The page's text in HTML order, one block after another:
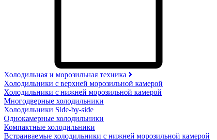
Холодильная и морозильная техника
Холодильники с верхней морозильной камерой
Холодильники с нижней морозильной камерой
Многодверные холодильники
Холодильники Side-by-side
Однокамерные холодильники
Компактные холодильники
Встраиваемые холодильники с нижней морозильной камерой